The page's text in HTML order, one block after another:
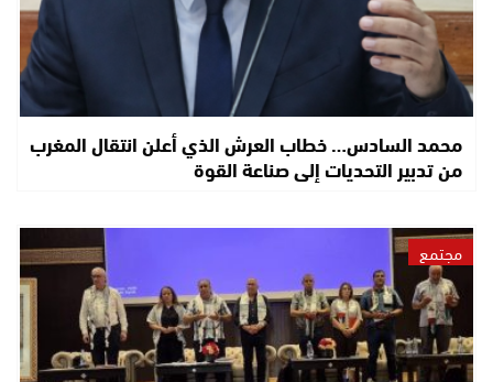
محمد السادس… خطاب العرش الذي أعلن انتقال المغرب
من تدبير التحديات إلى صناعة القوة
مجتمع